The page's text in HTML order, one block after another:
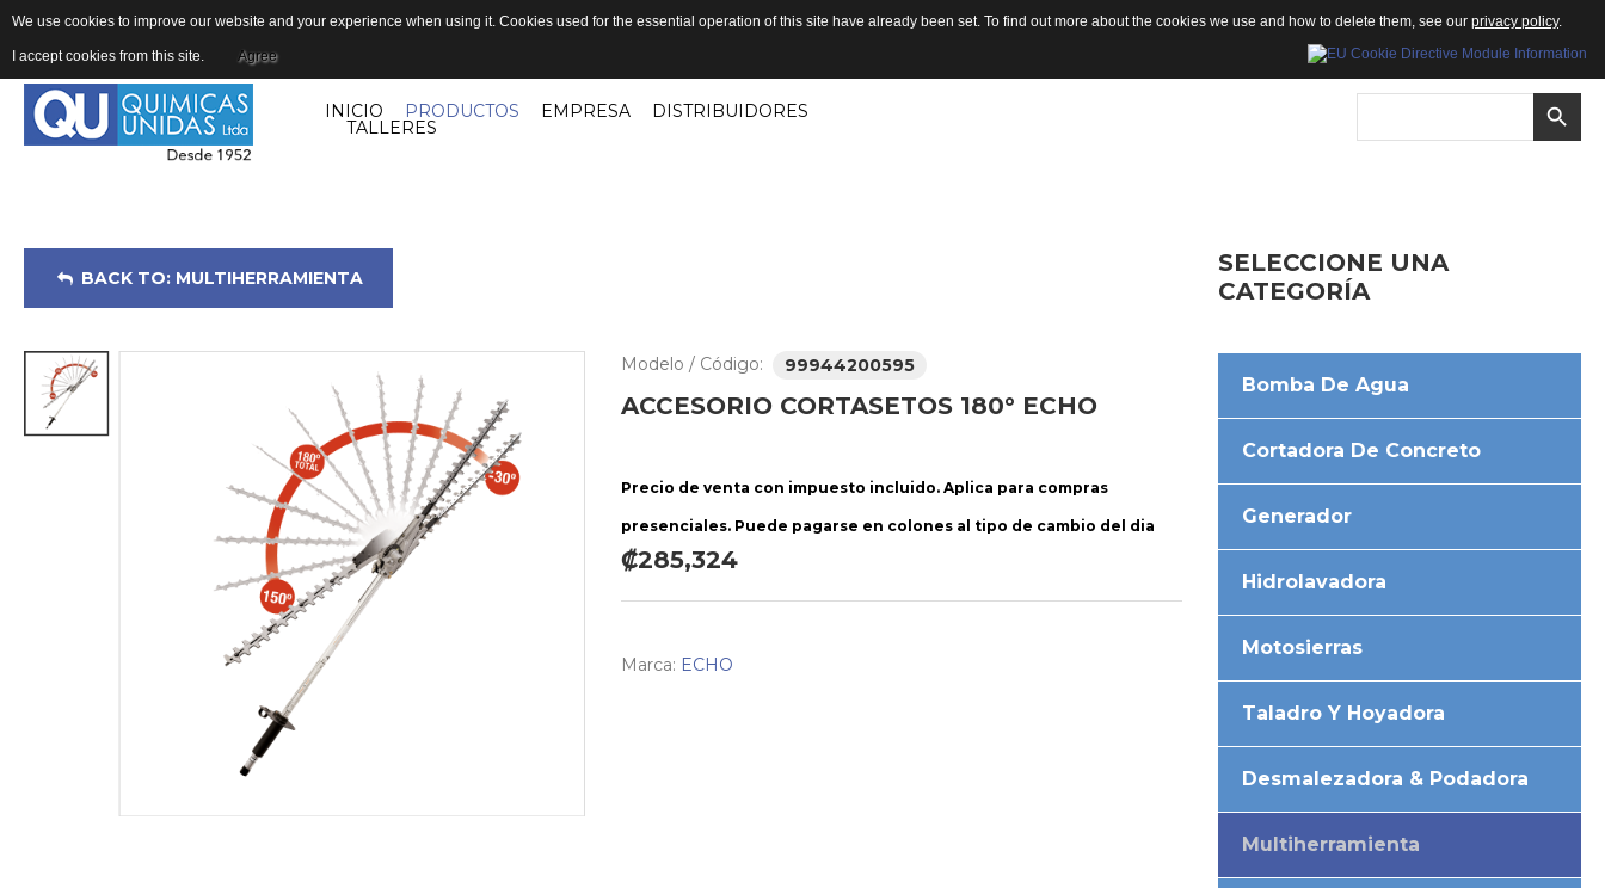
INICIO PRODUCTOS EMPRESA DISTRIBUIDORES
TALLERES
BACK TO: MULTIHERRAMIENTA
Modelo / Código: 99944200595
ACCESORIO CORTASETOS 180° ECHO
Precio de venta con impuesto incluido. Aplica para compras
presenciales. Puede pagarse en colones al tipo de cambio del dia
₡285,324
Marca: ECHO
SELECCIONE UNA
CATEGORÍA
Bomba De Agua
Cortadora De Concreto
Generador
Hidrolavadora
Motosierras
Taladro Y Hoyadora
Desmalezadora & Podadora
Multiherramienta
We use cookies to improve our website and your experience when using it. Cookies used for the essential operation of this site have already been set. To find out more about the cookies we use and how to delete them, see our privacy policy.
I accept cookies from this site. Agree